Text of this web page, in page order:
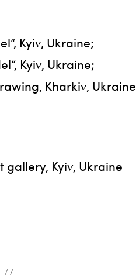
Kyiv, Ukraine;
Kyiv, Ukraine;
Kharkiv, Ukraine
gallery, Kyiv, Ukraine